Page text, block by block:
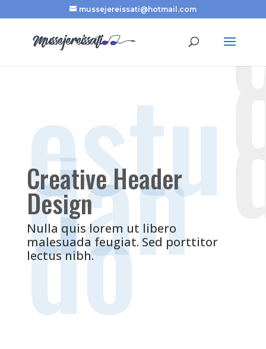
mussejereissati@hotmail.com
estu
dan
do
Creative Header
Design
Nulla quis lorem ut libero
malesuada feugiat. Sed porttitor
lectus nibh.